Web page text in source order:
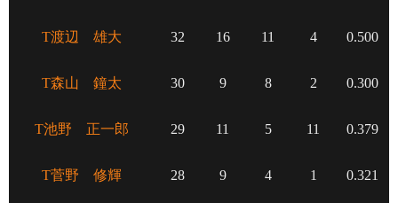
T渡辺 雄大 32 16 11 4 0.500
T森山 鐘太 30 9 8 2 0.300
T池野 正一郎 29 11 5 11 0.379
T菅野 修輝 28 9 4 1 0.321